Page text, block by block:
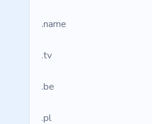
.name
.tv
.be
.pl